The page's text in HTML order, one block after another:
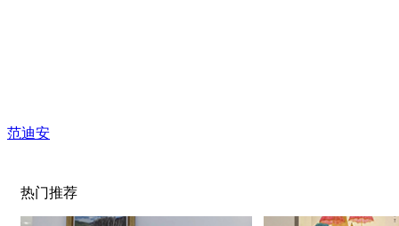
范迪安
热门推荐